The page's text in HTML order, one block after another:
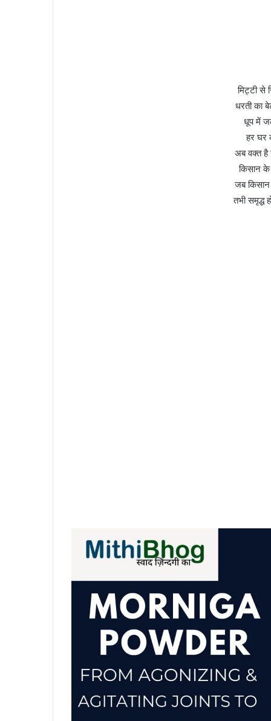
मिट्टी से
धरती का
धूप में
हर घर
अब वक्त
किसान
जब
तभी समृद्ध